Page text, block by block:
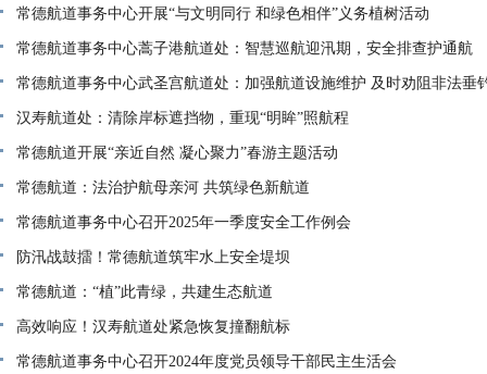
常德航道事务中心开展“与文明同行 和绿色相伴”义务植树活动
常德航道事务中心蒿子港航道处：智慧巡航迎汛期，安全排查护通航
常德航道事务中心武圣宫航道处：加强航道设施维护 及时劝阻非法垂
汉寿航道处：清除岸标遮挡物，重现“明眸”照航程
常德航道开展“亲近自然 凝心聚力”春游主题活动
常德航道：法治护航母亲河 共筑绿色新航道
常德航道事务中心召开2025年一季度安全工作例会
防汛战鼓擂！常德航道筑牢水上安全堤坝
常德航道：“植”此青绿，共建生态航道
高效响应！汉寿航道处紧急恢复撞翻航标
常德航道事务中心召开2024年度党员领导干部民主生活会